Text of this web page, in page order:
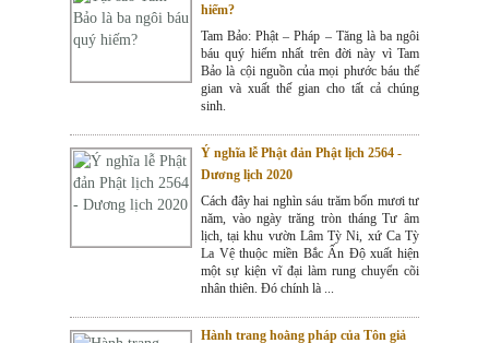
hiếm?
Tam Bảo: Phật – Pháp – Tăng là ba ngôi
báu quý hiếm nhất trên đời này vì Tam
Bảo là cội nguồn của mọi phước báu thế
gian và xuất thế gian cho tất cả chúng
sinh.
Ý nghĩa lễ Phật đản Phật lịch 2564 -
Dương lịch 2020
Cách đây hai nghìn sáu trăm bốn mươi tư
năm, vào ngày trăng tròn tháng Tư âm
lịch, tại khu vườn Lâm Tỳ Ni, xứ Ca Tỳ
La Vệ thuộc miền Bắc Ấn Độ xuất hiện
một sự kiện vĩ đại làm rung chuyển cõi
nhân thiên. Đó chính là ...
Hành trang hoằng pháp của Tôn giả